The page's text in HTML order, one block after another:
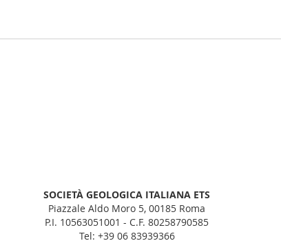
SOCIETÀ GEOLOGICA ITALIANA ETS
Piazzale Aldo Moro 5, 00185 Roma
P.I. 10563051001 - C.F. 80258790585
Tel: +39 06 83939366